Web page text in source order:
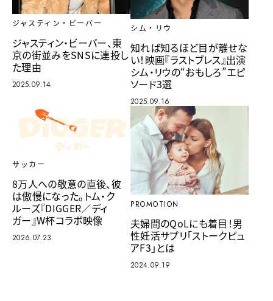
ジャスティン・ビーバー
ジャスティン・ビーバー、東
京の街並みをSNSに連投し
た理由
2025.09.14
シム・リウ
知れば知るほど目が離せな
い！映画『ラストブレス』出演
シム・リウの“おもしろ”エピ
ソード3選
2025.09.16
サッカー
8万人への敬意の直後、彼
は傲慢になった。トム・ク
ルーズ『DIGGER／ディ
ガー』W杯コラボ映像
2026.07.23
PROMOTION
夫婦間のQoLにも着目！男
性妊活サプリ「ストークピュ
アF3」とは
2024.09.19